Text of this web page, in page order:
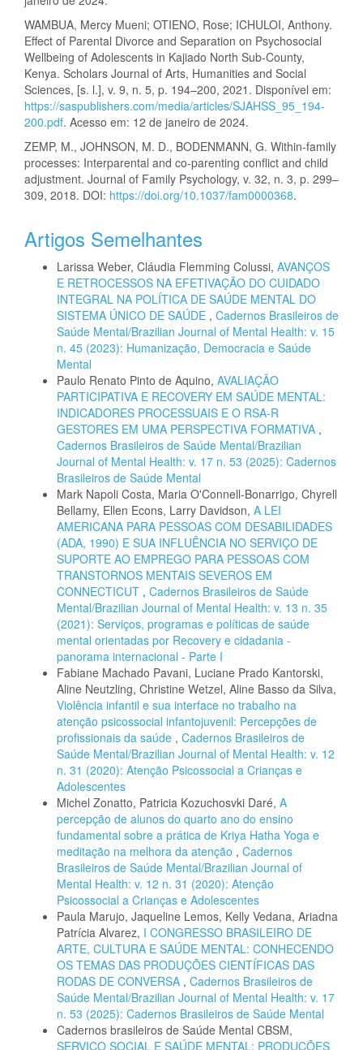
WAMBUA, Mercy Mueni; OTIENO, Rose; ICHULOI, Anthony.
Effect of Parental Divorce and Separation on Psychosocial
Wellbeing of Adolescents in Kajiado North Sub-County,
Kenya. Scholars Journal of Arts, Humanities and Social
Sciences, [s. l.], v. 9, n. 5, p. 194–200, 2021. Disponível em:
https://saspublishers.com/media/articles/SJAHSS_95_194-
200.pdf. Acesso em: 12 de janeiro de 2024.
ZEMP, M., JOHNSON, M. D., BODENMANN, G. Within-family
processes: Interparental and co-parenting conflict and child
adjustment. Journal of Family Psychology, v. 32, n. 3, p. 299–
309, 2018. DOI: https://doi.org/10.1037/fam0000368.
Artigos Semelhantes
Larissa Weber, Cláudia Flemming Colussi, AVANÇOS
E RETROCESSOS NA EFETIVAÇÃO DO CUIDADO
INTEGRAL NA POLÍTICA DE SAÚDE MENTAL DO
SISTEMA ÚNICO DE SAÚDE , Cadernos Brasileiros de
Saúde Mental/Brazilian Journal of Mental Health: v. 15
n. 45 (2023): Humanização, Democracia e Saúde
Mental
Paulo Renato Pinto de Aquino, AVALIAÇÃO
PARTICIPATIVA E RECOVERY EM SAÚDE MENTAL:
INDICADORES PROCESSUAIS E O RSA-R
GESTORES EM UMA PERSPECTIVA FORMATIVA ,
Cadernos Brasileiros de Saúde Mental/Brazilian
Journal of Mental Health: v. 17 n. 53 (2025): Cadernos
Brasileiros de Saúde Mental
Mark Napoli Costa, Maria O'Connell-Bonarrigo, Chyrell
Bellamy, Ellen Econs, Larry Davidson, A LEI
AMERICANA PARA PESSOAS COM DESABILIDADES
(ADA, 1990) E SUA INFLUÊNCIA NO SERVIÇO DE
SUPORTE AO EMPREGO PARA PESSOAS COM
TRANSTORNOS MENTAIS SEVEROS EM
CONNECTICUT , Cadernos Brasileiros de Saúde
Mental/Brazilian Journal of Mental Health: v. 13 n. 35
(2021): Serviços, programas e políticas de saúde
mental orientadas por Recovery e cidadania -
panorama internacional - Parte I
Fabiane Machado Pavani, Luciane Prado Kantorski,
Aline Neutzling, Christine Wetzel, Aline Basso da Silva,
Violência infantil e sua interface no trabalho na
atenção psicossocial infantojuvenil: Percepções de
profissionais da saúde , Cadernos Brasileiros de
Saúde Mental/Brazilian Journal of Mental Health: v. 12
n. 31 (2020): Atenção Psicossocial a Crianças e
Adolescentes
Michel Zonatto, Patricia Kozuchosvki Daré, A
percepção de alunos do quarto ano do ensino
fundamental sobre a prática de Kriya Hatha Yoga e
meditação na melhora da atenção , Cadernos
Brasileiros de Saúde Mental/Brazilian Journal of
Mental Health: v. 12 n. 31 (2020): Atenção
Psicossocial a Crianças e Adolescentes
Paula Marujo, Jaqueline Lemos, Kelly Vedana, Ariadna
Patrícia Alvarez, I CONGRESSO BRASILEIRO DE
ARTE, CULTURA E SAÚDE MENTAL: CONHECENDO
OS TEMAS DAS PRODUÇÕES CIENTÍFICAS DAS
RODAS DE CONVERSA , Cadernos Brasileiros de
Saúde Mental/Brazilian Journal of Mental Health: v. 17
n. 53 (2025): Cadernos Brasileiros de Saúde Mental
Cadernos brasileiros de Saúde Mental CBSM,
SERVIÇO SOCIAL E SAÚDE MENTAL: PRODUÇÕES